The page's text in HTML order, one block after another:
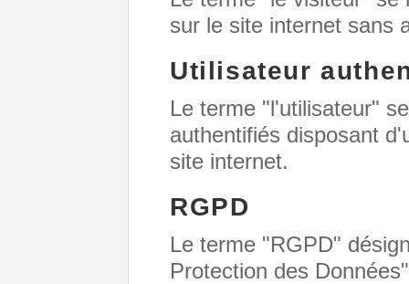
sur le site internet sans
Utilisateur
Le terme "l'utilisateur"
authentifiés disposant
site internet.
RGPD
Le terme "RGPD"
Protection des